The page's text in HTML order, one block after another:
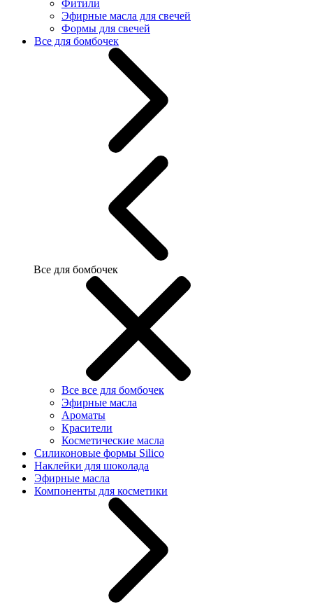
Фитили
Эфирные масла для свечей
Формы для свечей
Все для бомбочек
Все для бомбочек
Все все для бомбочек
Эфирные масла
Ароматы
Красители
Косметические масла
Силиконовые формы Silico
Наклейки для шоколада
Эфирные масла
Компоненты для косметики